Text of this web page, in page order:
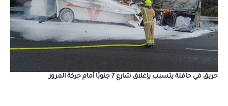
حريق في حافلة يتسبب بإغلاق شارع 7 جنوبًا أمام حركة المرور